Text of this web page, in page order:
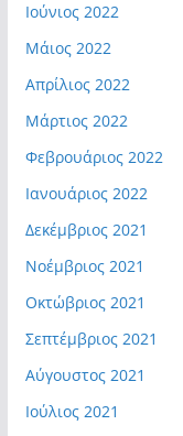
Ιούνιος 2022
Μάιος 2022
Απρίλιος 2022
Μάρτιος 2022
Φεβρουάριος 2022
Ιανουάριος 2022
Δεκέμβριος 2021
Νοέμβριος 2021
Οκτώβριος 2021
Σεπτέμβριος 2021
Αύγουστος 2021
Ιούλιος 2021